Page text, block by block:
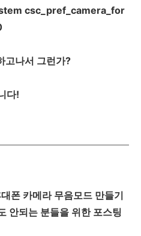
csc_pref_camera_for
고나서 그런가?
다!
폰 카메라 무음모드 만들기
안되는 분들을 위한 포스팅